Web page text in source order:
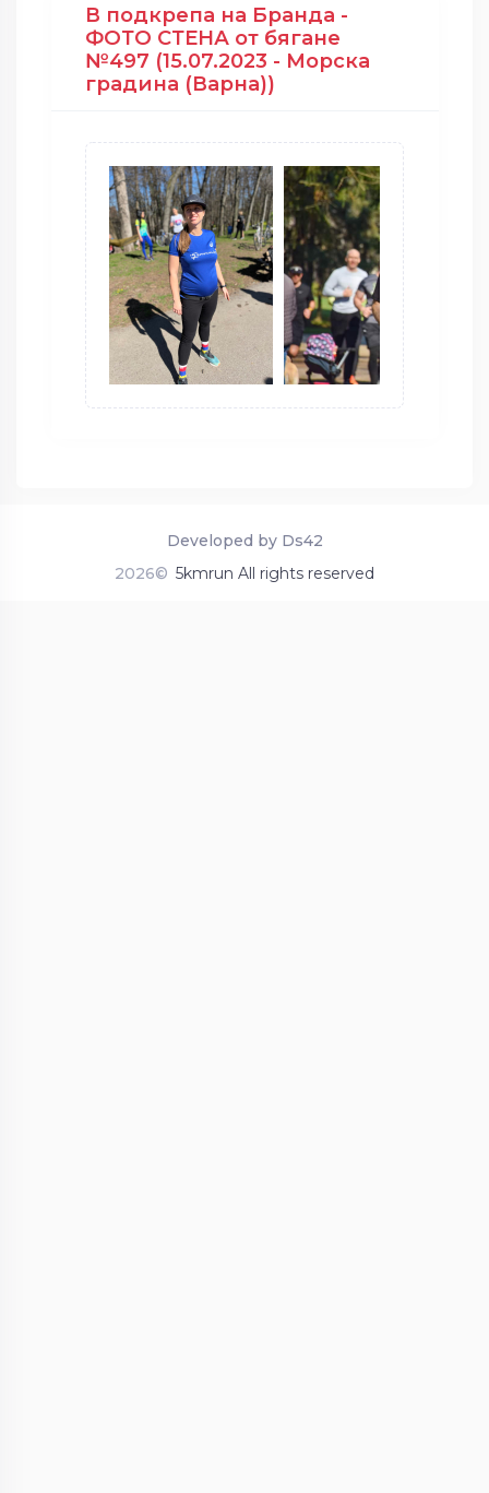
В подкрепа на Бранда -
ФОТО СТЕНА от бягане
№497 (15.07.2023 - Морска
градина (Варна))
2026© 5kmrun All rights reserved
Developed by Ds42